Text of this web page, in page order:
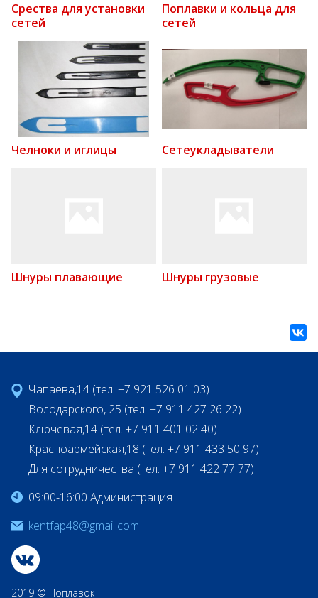
Срества для установки
сетей
Поплавки и кольца для
сетей
Челноки и иглицы Сетеукладыватели
Шнуры плавающие Шнуры грузовые
Чапаева,14 (тел. +7 921 526 01 03)
Володарского, 25 (тел. +7 911 427 26 22)
Ключевая,14 (тел. +7 911 401 02 40)
Красноармейская,18 (тел. +7 911 433 50 97)
Для сотрудничества (тел. +7 911 422 77 77)
09:00-16:00 Администрация
kentfap48@gmail.com
2019 © Поплавок